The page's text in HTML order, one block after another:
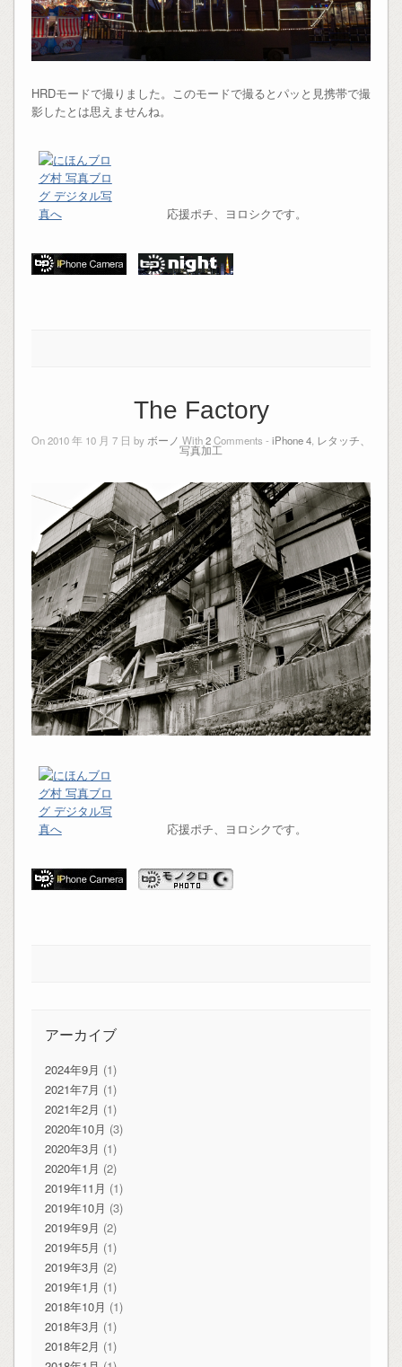
HRDモードで撮りました。このモードで撮るとパッと見携帯で撮
影したとは思えませんね。
応援ポチ、ヨロシクです。
The Factory
On 2010 年 10 月 7 日 by ボーノ With2Comments - iPhone 4 レタッチ、
写真加工
応援ポチ、ヨロシクです。
アーカイブ
2024年9月 (1)
2021年7月 (1)
2021年2月 (1)
2020年10月 (3)
2020年3月 (1)
2020年1月 (2)
2019年11月 (1)
2019年10月 (3)
2019年9月 (2)
2019年5月 (1)
2019年3月 (2)
2019年1月 (1)
2018年10月 (1)
2018年3月 (1)
2018年2月 (1)